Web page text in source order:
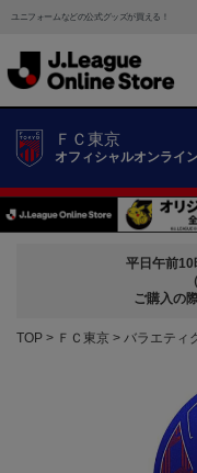
ユニフォームなどの公式グッズが買える！
ＦＣ東京
オフィシャルオンライ
平日午前10
ご購入の
TOP ＦＣ東京 バラエティ